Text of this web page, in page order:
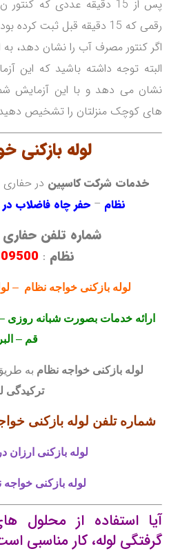
پس از 15 دقیقه عددی که
رقمی که 15 دقیقه قبل ثبت کرده بودید مقایشه کنید.
اگر کنتور مصرف آب را نشان دهد،
البته توجه داشته باشید که این
نشان می دهد و با این آزمایش
های کوچک منزلتان را تشخیص
لوله بازکنی
خدمات شرکت کاسپین در
نظام –حفر چاه فاضلاب
شماره تلفن
نظام :
لوله بازکنی خواجه نظام –
ارائه خدمات بصورت شبانه روزی
قم –
لوله بازکنی خواجه نظام به
ترکیدگی
شماره تلفن لوله بازکنی
لوله بازکنی ارزان
لوله بازکنی خواجه
آیا استفاده از محلول
گرفتگی لوله، کار مناسبی